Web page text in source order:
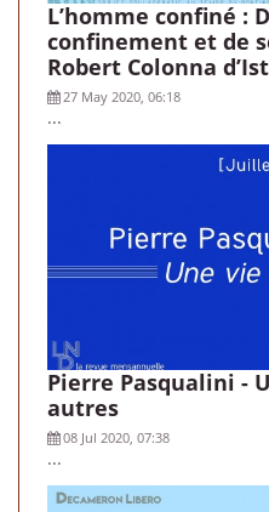
L’homme confiné :
confinement et de
Robert Colonna
27 May 2020, 06:18
...
Pierre Pasqualini -
autres
08 Jul 2020, 07:38
...